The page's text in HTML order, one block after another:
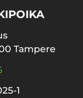
Tampere
1